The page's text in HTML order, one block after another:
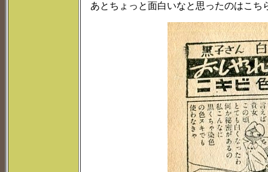
あとちょっと面白いなと思ったのはこち